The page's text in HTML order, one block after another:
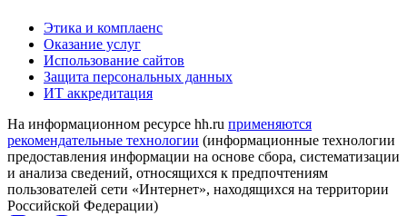
Этика и комплаенс
Оказание услуг
Использование сайтов
Защита персональных данных
ИТ аккредитация
На информационном ресурсе hh.ru применяются
рекомендательные технологии (информационные технологии
предоставления информации на основе сбора, систематизации
и анализа сведений, относящихся к предпочтениям
пользователей сети «Интернет», находящихся на территории
Российской Федерации)